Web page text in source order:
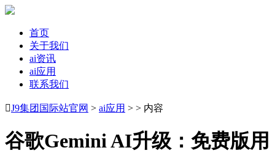
首页
关于我们
ai资讯
ai应用
联系我们
J9集团国际站官网 > ai应用 > > 内容
谷歌Gemini AI升级：免费版用